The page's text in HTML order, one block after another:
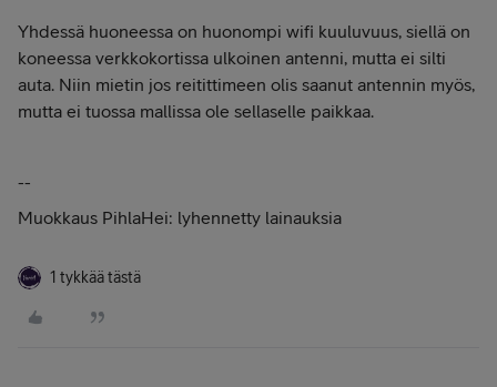
Yhdessä huoneessa on huonompi wifi kuuluvuus, siellä on
koneessa verkkokortissa ulkoinen antenni, mutta ei silti
auta. Niin mietin jos reitittimeen olis saanut antennin myös,
mutta ei tuossa mallissa ole sellaselle paikkaa.
--
Muokkaus PihlaHei: lyhennetty lainauksia
1 tykkää tästä